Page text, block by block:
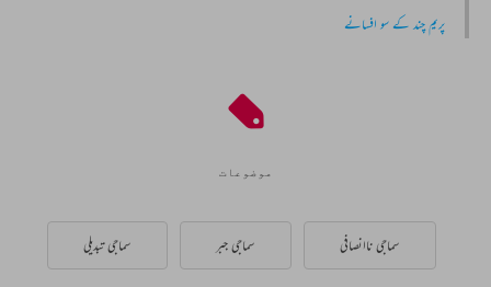
پریم چند کے سو افسانے
موضوعات
سماجی ناانصافی سماجی جبر سماجی تبدیلی